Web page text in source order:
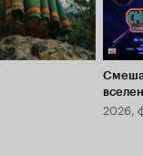
2026,